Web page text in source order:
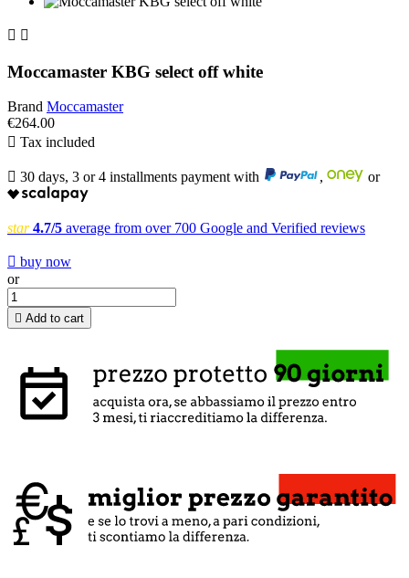
 
Moccamaster KBG select off white
Brand Moccamaster
€264.00
 Tax included
 30 days, 3 or 4 installments payment with , or
star 4.7/5 average from over 700 Google and Verified reviews
 buy now
or
 Add to cart